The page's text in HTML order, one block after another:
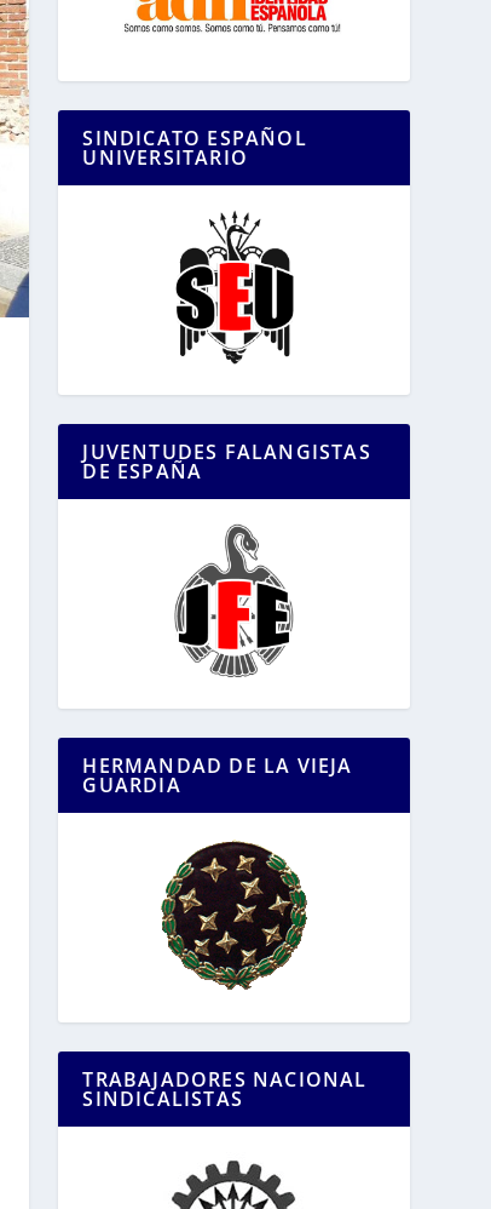
SINDICATO ESPAÑOL
UNIVERSITARIO
JUVENTUDES FALANGISTAS
DE ESPAÑA
HERMANDAD DE LA VIEJA
GUARDIA
TRABAJADORES NACIONAL
SINDICALISTAS